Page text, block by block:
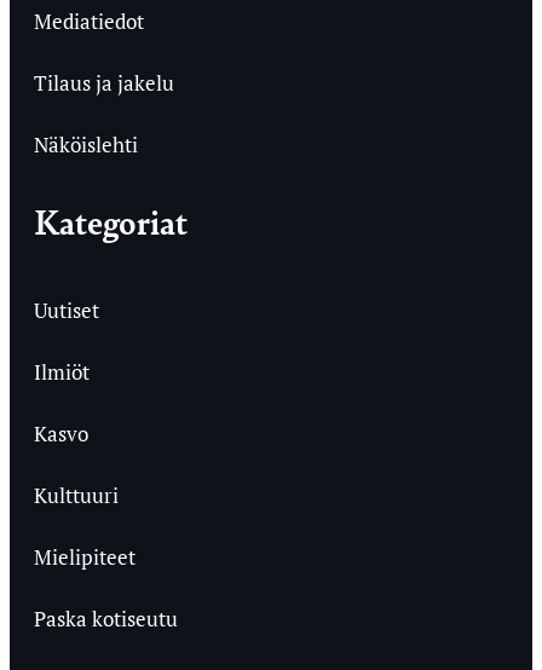
Mediatiedot
Tilaus ja jakelu
Näköislehti
Kategoriat
Uutiset
Ilmiöt
Kasvo
Kulttuuri
Mielipiteet
Paska kotiseutu